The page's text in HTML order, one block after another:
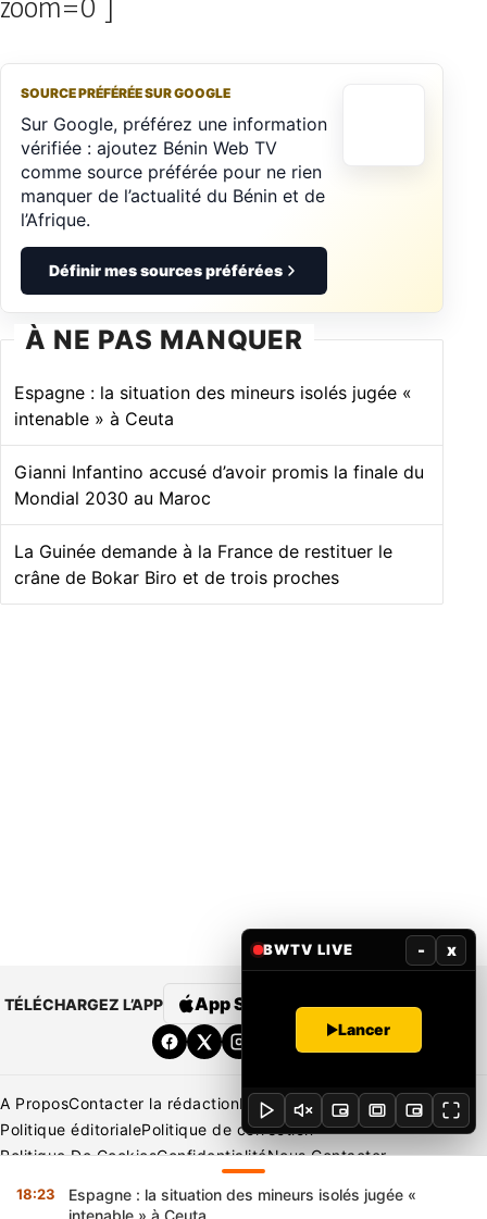
zoom=0 ]
SOURCE PRÉFÉRÉE SUR GOOGLE
Sur Google, préférez une information
vérifiée : ajoutez Bénin Web TV
comme source préférée pour ne rien
manquer de l’actualité du Bénin et de
l’Afrique.
Définir mes sources préférées
À NE PAS MANQUER
Espagne : la situation des mineurs isolés jugée «
intenable » à Ceuta
Gianni Infantino accusé d’avoir promis la finale du
Mondial 2030 au Maroc
La Guinée demande à la France de restituer le
crâne de Bokar Biro et de trois proches
TÉLÉCHARGEZ L’APP App Store Google Play
A ProposContacter la rédactionRédaction Mentions légales
Politique éditorialePolitique de correction
Politique De CookiesConfidentialitéNous Contacter
Copyright © 2026 BENIN WEB TV | Tous Droits Réservés
18:23
Espagne : la situation des mineurs isolés jugée «
intenable » à Ceuta
BWTV LIVE - x
Lancer